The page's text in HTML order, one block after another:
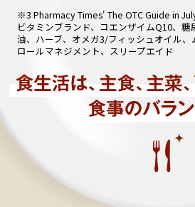
※3 Pharmacy Times' The OTC Guide in
ビタミンブランド、コエンザイムQ10、
油、ハーブ、オメガ3/フィッシュオイル
ロールマネジメント、スリープエイド